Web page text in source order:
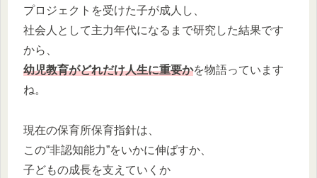
プロジェクトを受けた子が成人し、
社会人として主力年代になるまで研究した結果です
から、
幼児教育がどれだけ人生に重要かを物語っています
ね。
現在の保育所保育指針は、
この“非認知能力”をいかに伸ばすか、
子どもの成長を支えていくか